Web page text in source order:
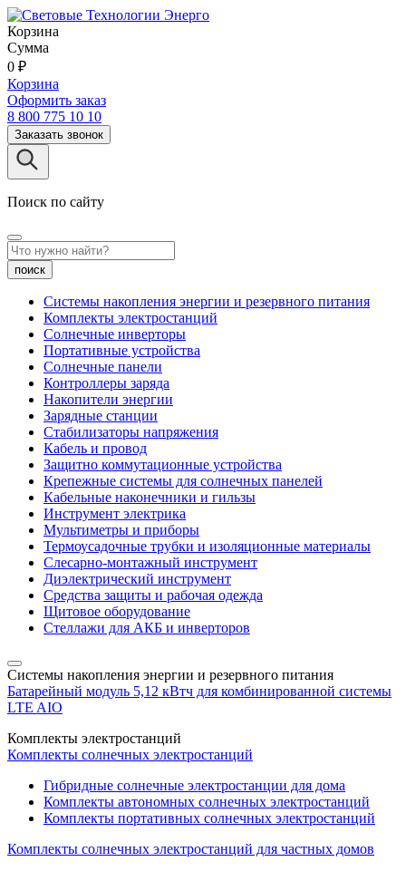
Корзина
Сумма
0 ₽
Корзина
Оформить заказ
8 800 775 10 10
Заказать звонок
Поиск по сайту
поиск
Системы накопления энергии и резервного питания
Комплекты электростанций
Солнечные инверторы
Портативные устройства
Солнечные панели
Контроллеры заряда
Накопители энергии
Зарядные станции
Стабилизаторы напряжения
Кабель и провод
Защитно коммутационные устройства
Крепежные системы для солнечных панелей
Кабельные наконечники и гильзы
Инструмент электрика
Мультиметры и приборы
Термоусадочные трубки и изоляционные материалы
Слесарно-монтажный инструмент
Диэлектрический инструмент
Средства защиты и рабочая одежда
Щитовое оборудование
Стеллажи для АКБ и инверторов
Системы накопления энергии и резервного питания
Батарейный модуль 5,12 кВтч для комбинированной системы
LTE AIO
Комплекты электростанций
Комплекты солнечных электростанций
Гибридные солнечные электростанции для дома
Комплекты автономных солнечных электростанций
Комплекты портативных солнечных электростанций
Комплекты солнечных электростанций для частных домов